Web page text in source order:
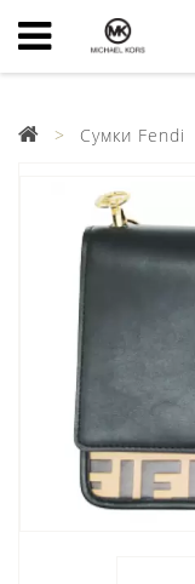
Сумки Fendi